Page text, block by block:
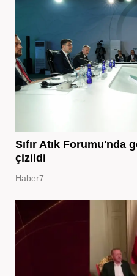
Sıfır Atık Forumu'nda
çizildi
Haber7